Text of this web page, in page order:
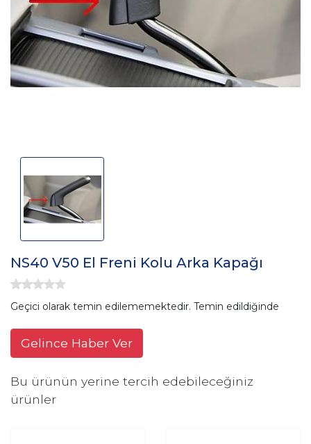
NS40 V50 El Freni Kolu Arka Kapağı
Geçici olarak temin edilememektedir. Temin edildiğinde
Gelince Haber Ver
Bu ürünün yerine tercih edebileceğiniz
ürünler